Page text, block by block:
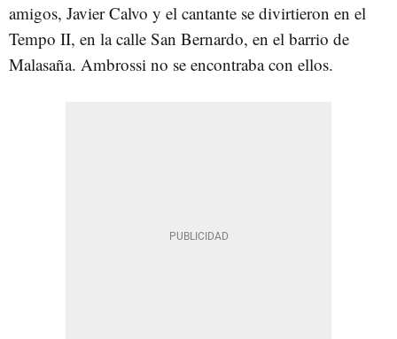
amigos, Javier Calvo y el cantante se divirtieron en el
Tempo II, en la calle San Bernardo, en el barrio de
Malasaña. Ambrossi no se encontraba con ellos.